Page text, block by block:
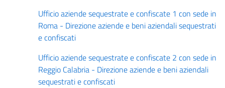
Ufficio aziende sequestrate e confiscate 1 con sede in
Roma - Direzione aziende e beni aziendali sequestrati
e confiscati
Ufficio aziende sequestrate e confiscate 2 con sede in
Reggio Calabria - Direzione aziende e beni aziendali
sequestrati e confiscati